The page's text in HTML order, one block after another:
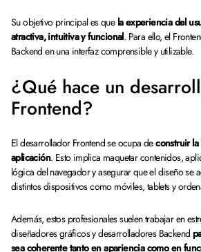
Su objetivo principal es que la experiencia del
atractiva, intuitiva y funcional. Para ello, el
Backend en una interfaz comprensible y utilizable.
¿Qué hace un
Frontend?
El desarrollador Frontend se ocupa deconstruir
aplicación. Esto implica maquetar contenidos,
lógica del navegador y asegurar que el diseño se
distintos dispositivos como móviles, tablets y
Además, estos profesionales suelen trabajar en
diseñadores gráficos y desarrolladores Backend
sea coherente tanto en apariencia como en